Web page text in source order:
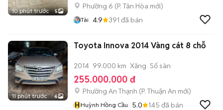
10 phút trước 5
Phường 6 (P. Tân Hòa mới)
Tài 4.9 391 đã bán
11 phút trước 6
Toyota Innova 2014 Vàng cát 8 chỗ
2014 99.000 km Xăng Số sàn
255.000.000 đ
Phường An Thạnh (P. Thuận An mới)
HHuỳnh Hồng Cầu 5.0 145 đã bán